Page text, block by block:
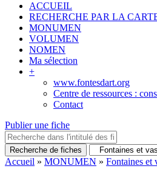
ACCUEIL
RECHERCHE PAR LA
MONUMEN
VOLUMEN
NOMEN
Ma sélection
+
www.fontesdart.org
Centre de ressources :
Contact
Publier une fiche
Recherche de fiches
Accueil » MONUMEN » Fontaines et